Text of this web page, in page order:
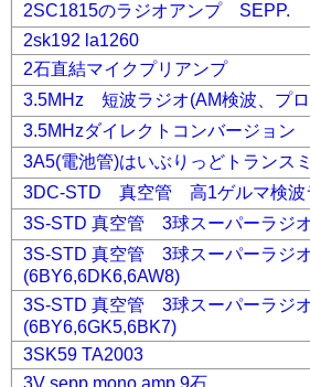
2SC1815のラジオアンプ SEPP.
2sk192 la1260
2石直結マイクプリアンプ
3.5MHz 短波ラジオ(AM検波、プ
3.5MHzダイレクトコンバージョン
3A5(電池管)はいぶりっどトランス
3DC-STD 真空管 高1ゲルマ検波
3S-STD 真空管 3球スーパーラジ
3S-STD 真空管 3球スーパーラジ
(6BY6,6DK6,6AW8)
3S-STD 真空管 3球スーパーラ
(6BY6,6GK5,6BK7)
3SK59 TA2003
3V sepp mono amp 9石